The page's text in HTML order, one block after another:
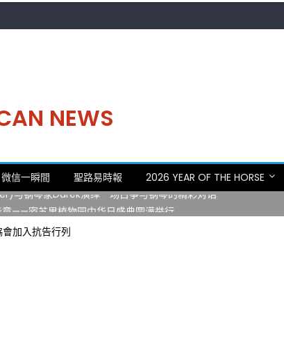
NEWS
微信一瞬間 聖路易時報 2026 YEAR OF THE HORSE
日，等你来赴约 —— 密苏里植物园“中华日三十周年特别报道（五）
——密苏里植物园中华日盛典圆满举行
加入抗告行列